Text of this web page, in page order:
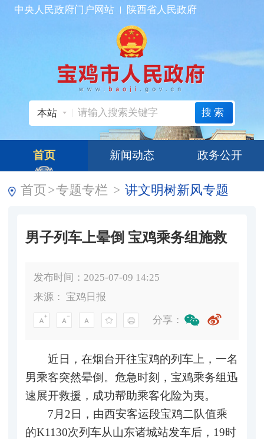
中央人民政府门户网站 陕西省人民政府
本站 搜索
首页 新闻动态 政务公开
首页>专题专栏 > 讲文明树新风专题
男子列车上晕倒 宝鸡乘务组施救
发布时间：2025-07-09 14:25
来源： 宝鸡日报
分享：
近日，在烟台开往宝鸡的列车上，一名
男乘客突然晕倒。危急时刻，宝鸡乘务组迅
速展开救援，成功帮助乘客化险为夷。
7月2日，由西安客运段宝鸡二队值乘
的K1130次列车从山东诸城站发车后，19时